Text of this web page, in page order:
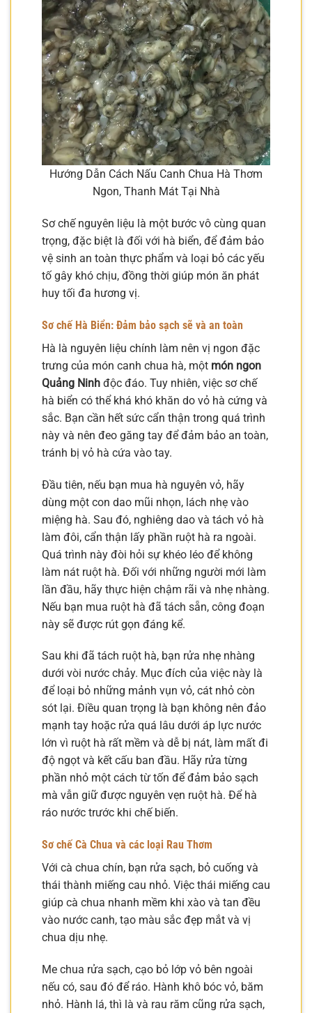
Hướng Dẫn Cách Nấu Canh Chua Hà Thơm
Ngon, Thanh Mát Tại Nhà
Sơ chế nguyên liệu là một bước vô cùng quan
trọng, đặc biệt là đối với hà biển, để đảm bảo
vệ sinh an toàn thực phẩm và loại bỏ các yếu
tố gây khó chịu, đồng thời giúp món ăn phát
huy tối đa hương vị.
Sơ chế Hà Biển: Đảm bảo sạch sẽ và an toàn
Hà là nguyên liệu chính làm nên vị ngon đặc
trưng của món canh chua hà, một món ngon
Quảng Ninh độc đáo. Tuy nhiên, việc sơ chế
hà biển có thể khá khó khăn do vỏ hà cứng và
sắc. Bạn cần hết sức cẩn thận trong quá trình
này và nên đeo găng tay để đảm bảo an toàn,
tránh bị vỏ hà cứa vào tay.
Đầu tiên, nếu bạn mua hà nguyên vỏ, hãy
dùng một con dao mũi nhọn, lách nhẹ vào
miệng hà. Sau đó, nghiêng dao và tách vỏ hà
làm đôi, cẩn thận lấy phần ruột hà ra ngoài.
Quá trình này đòi hỏi sự khéo léo để không
làm nát ruột hà. Đối với những người mới làm
lần đầu, hãy thực hiện chậm rãi và nhẹ nhàng.
Nếu bạn mua ruột hà đã tách sẵn, công đoạn
này sẽ được rút gọn đáng kể.
Sau khi đã tách ruột hà, bạn rửa nhẹ nhàng
dưới vòi nước chảy. Mục đích của việc này là
để loại bỏ những mảnh vụn vỏ, cát nhỏ còn
sót lại. Điều quan trọng là bạn không nên đảo
mạnh tay hoặc rửa quá lâu dưới áp lực nước
lớn vì ruột hà rất mềm và dễ bị nát, làm mất đi
độ ngọt và kết cấu ban đầu. Hãy rửa từng
phần nhỏ một cách từ tốn để đảm bảo sạch
mà vẫn giữ được nguyên vẹn ruột hà. Để hà
ráo nước trước khi chế biến.
Sơ chế Cà Chua và các loại Rau Thơm
Với cà chua chín, bạn rửa sạch, bỏ cuống và
thái thành miếng cau nhỏ. Việc thái miếng cau
giúp cà chua nhanh mềm khi xào và tan đều
vào nước canh, tạo màu sắc đẹp mắt và vị
chua dịu nhẹ.
Me chua rửa sạch, cạo bỏ lớp vỏ bên ngoài
nếu có, sau đó để ráo. Hành khô bóc vỏ, băm
nhỏ. Hành lá, thì là và rau răm cũng rửa sạch,